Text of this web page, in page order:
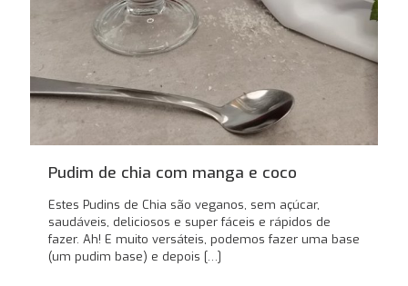
Pudim de chia com manga e coco
Estes Pudins de Chia são veganos, sem açúcar,
saudáveis, deliciosos e super fáceis e rápidos de
fazer. Ah! E muito versáteis, podemos fazer uma base
(um pudim base) e depois […]